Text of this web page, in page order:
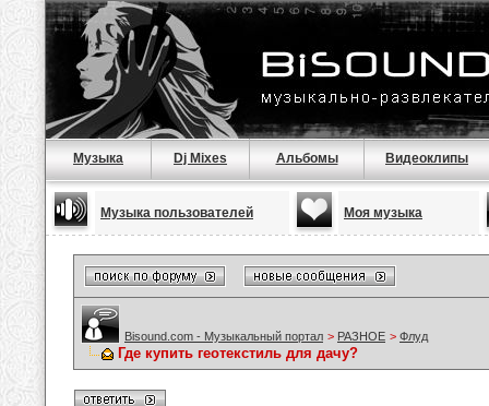
Музыка Dj Mixes Альбомы Видеоклипы
Музыка пользователей Моя музыка
Bisound.com - Музыкальный портал > РАЗНОЕ > Флуд
Где купить геотекстиль для дачу?